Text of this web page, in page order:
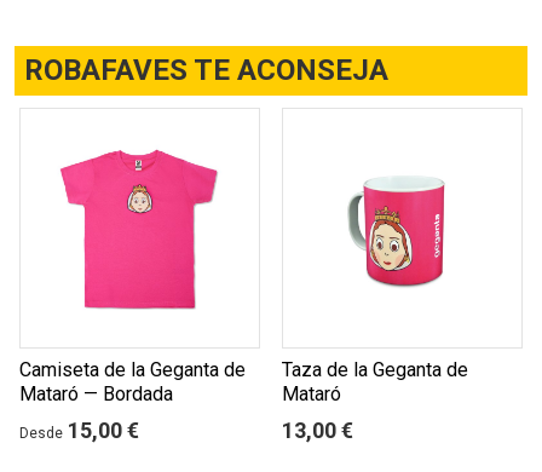
ROBAFAVES TE ACONSEJA
Camiseta de la Geganta de
Mataró — Bordada
Desde 15,00 €
Taza de la Geganta de
Mataró
13,00 €